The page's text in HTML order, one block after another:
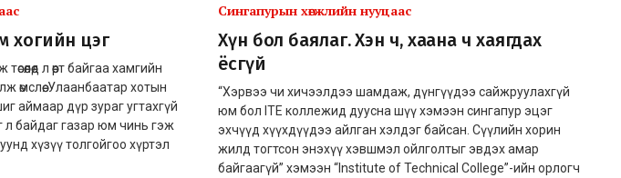
хогийн цэг
л өөрт байгаа хамгийн
өмслөө. Улаанбаатар хотын
аймаар дүр зураг угтахгүй
л байдаг газар юм чинь гэж
хүзүү толгойгоо хүртэл
Сингапурын хөгжлийн нууцаас
Хүн бол баялаг. Хэн ч, хаана ч хаягдах
ёсгүй
“Хэрвээ чи хичээлдээ шамдаж, дүнгүүдээ сайжруулахгүй
юм бол ITE коллежид дуусна шүү хэмээн сингапур эцэг
эхчүүд хүүхдүүдээ айлган хэлдэг байсан. Сүүлийн хорин
жилд тогтсон энэхүү хэвшмэл ойлголтыг эвдэх амар
байгаагүй” хэмээн “Institute of Technical College”-ийн орлогч